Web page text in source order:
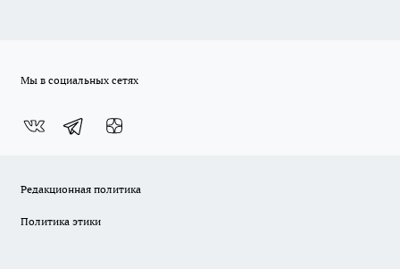
Мы в социальных сетях
Редакционная политика
Политика этики